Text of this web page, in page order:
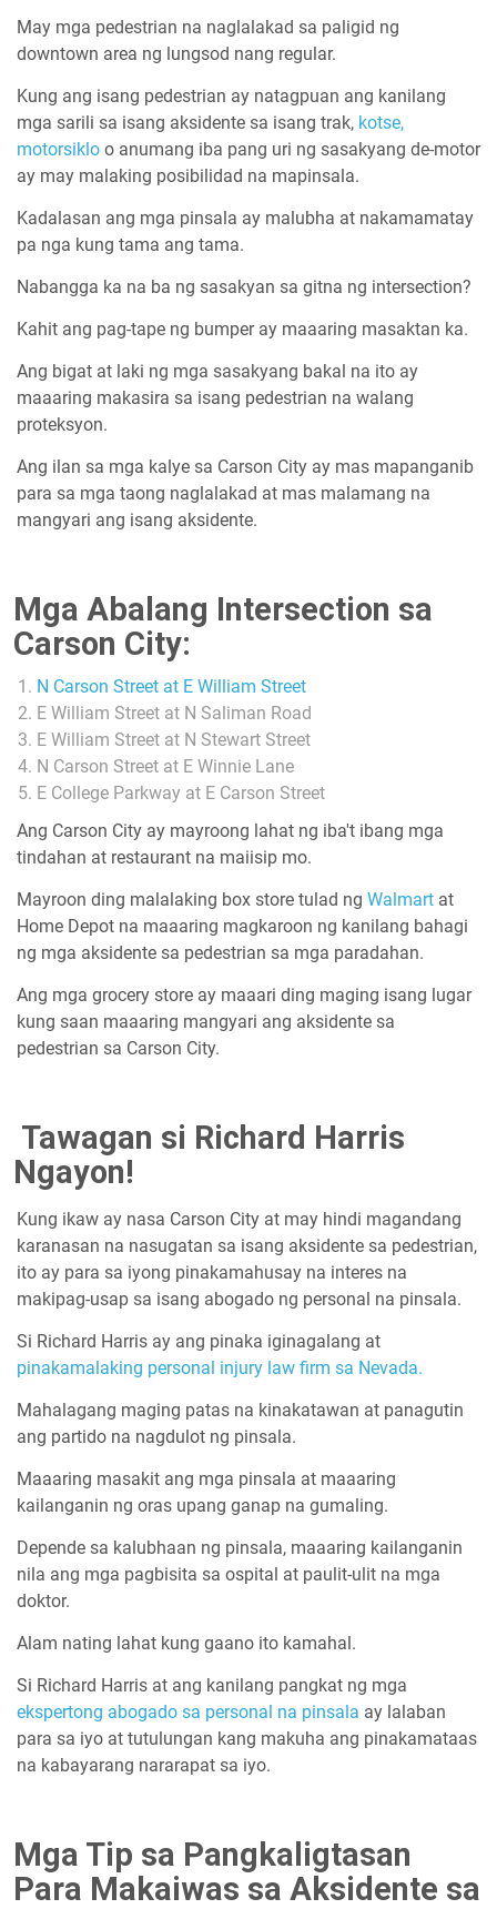
May mga pedestrian na naglalakad sa paligid ng
downtown area ng lungsod nang regular.
Kung ang isang pedestrian ay natagpuan ang kanilang
mga sarili sa isang aksidente sa isang trak, kotse,
motorsiklo o anumang iba pang uri ng sasakyang de-motor
ay may malaking posibilidad na mapinsala.
Kadalasan ang mga pinsala ay malubha at nakamamatay
pa nga kung tama ang tama.
Nabangga ka na ba ng sasakyan sa gitna ng intersection?
Kahit ang pag-tape ng bumper ay maaaring masaktan ka.
Ang bigat at laki ng mga sasakyang bakal na ito ay
maaaring makasira sa isang pedestrian na walang
proteksyon.
Ang ilan sa mga kalye sa Carson City ay mas mapanganib
para sa mga taong naglalakad at mas malamang na
mangyari ang isang aksidente.
Mga Abalang Intersection sa
Carson City:
N Carson Street at E William Street
E William Street at N Saliman Road
E William Street at N Stewart Street
N Carson Street at E Winnie Lane
E College Parkway at E Carson Street
Ang Carson City ay mayroong lahat ng iba't ibang mga
tindahan at restaurant na maiisip mo.
Mayroon ding malalaking box store tulad ng Walmart at
Home Depot na maaaring magkaroon ng kanilang bahagi
ng mga aksidente sa pedestrian sa mga paradahan.
Ang mga grocery store ay maaari ding maging isang lugar
kung saan maaaring mangyari ang aksidente sa
pedestrian sa Carson City.
Tawagan si Richard Harris
Ngayon!
Kung ikaw ay nasa Carson City at may hindi magandang
karanasan na nasugatan sa isang aksidente sa pedestrian,
ito ay para sa iyong pinakamahusay na interes na
makipag-usap sa isang abogado ng personal na pinsala.
Si Richard Harris ay ang pinaka iginagalang at
pinakamalaking personal injury law firm sa Nevada.
Mahalagang maging patas na kinakatawan at panagutin
ang partido na nagdulot ng pinsala.
Maaaring masakit ang mga pinsala at maaaring
kailanganin ng oras upang ganap na gumaling.
Depende sa kalubhaan ng pinsala, maaaring kailanganin
nila ang mga pagbisita sa ospital at paulit-ulit na mga
doktor.
Alam nating lahat kung gaano ito kamahal.
Si Richard Harris at ang kanilang pangkat ng mga
ekspertong abogado sa personal na pinsala ay lalaban
para sa iyo at tutulungan kang makuha ang pinakamataas
na kabayarang nararapat sa iyo.
Mga Tip sa Pangkaligtasan
Para Makaiwas sa Aksidente sa